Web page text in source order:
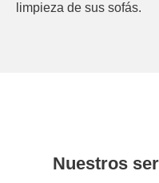
limpieza de sus sofás.
Nuestros